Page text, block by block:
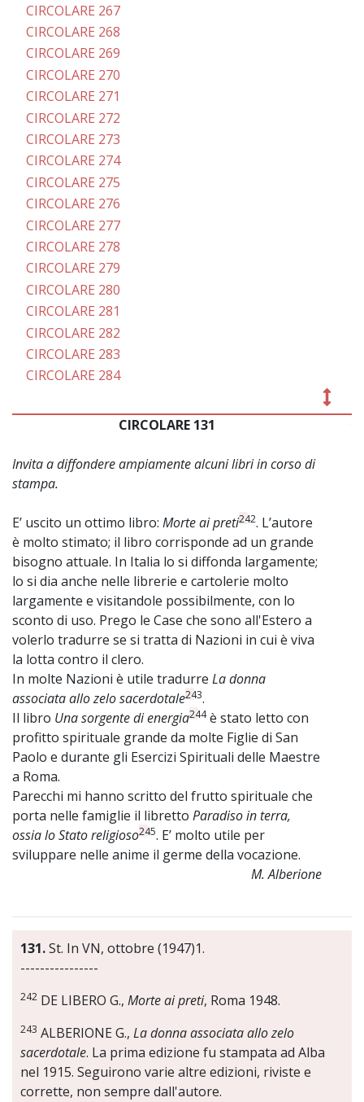
CIRCOLARE 267
CIRCOLARE 268
CIRCOLARE 269
CIRCOLARE 270
CIRCOLARE 271
CIRCOLARE 272
CIRCOLARE 273
CIRCOLARE 274
CIRCOLARE 275
CIRCOLARE 276
CIRCOLARE 277
CIRCOLARE 278
CIRCOLARE 279
CIRCOLARE 280
CIRCOLARE 281
CIRCOLARE 282
CIRCOLARE 283
CIRCOLARE 284
CIRCOLARE 131
Invita a diffondere ampiamente alcuni libri in corso di
stampa.
E’ uscito un ottimo libro: Morte ai preti242. L’autore
è molto stimato; il libro corrisponde ad un grande
bisogno attuale. In Italia lo si diffonda largamente;
lo si dia anche nelle librerie e cartolerie molto
largamente e visitandole possibilmente, con lo
sconto di uso. Prego le Case che sono all'Estero a
volerlo tradurre se si tratta di Nazioni in cui è viva
la lotta contro il clero.
In molte Nazioni è utile tradurre La donna
associata allo zelo sacerdotale243.
Il libro Una sorgente di energia244è stato letto con
profitto spirituale grande da molte Figlie di San
Paolo e durante gli Esercizi Spirituali delle Maestre
a Roma.
Parecchi mi hanno scritto del frutto spirituale che
porta nelle famiglie il libretto Paradiso in terra,
ossia lo Stato religioso245. E’ molto utile per
sviluppare nelle anime il germe della vocazione.
M. Alberione
131.St. In VN, ottobre (1947)1.
----------------
242 DE LIBERO G., Morte ai preti, Roma 1948.
243 ALBERIONE G., La donna associata allo zelo
sacerdotale. La prima edizione fu stampata ad Alba
nel 1915. Seguirono varie altre edizioni, riviste e
corrette, non sempre dall'autore.